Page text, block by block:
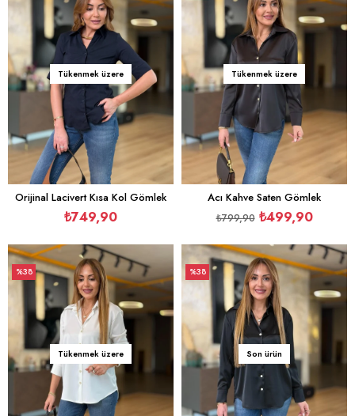
Tükenmek üzere
Orijinal Lacivert Kısa Kol Gömlek
₺749,90
Tükenmek üzere
Acı Kahve Saten Gömlek
₺499,90
₺799,90
İndirim
%38İndirim
Tükenmek üzere
%38
İndirim
%38İndirim
Son ürün
%38
İndirim
%38İndirim